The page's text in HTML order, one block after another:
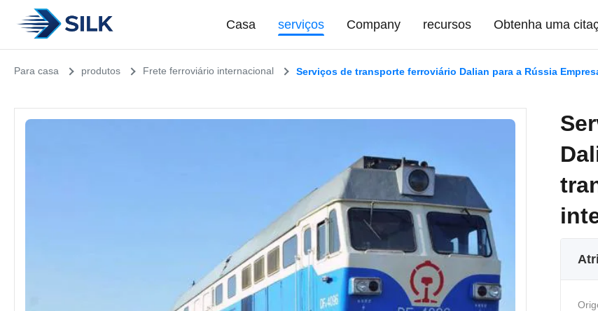
Casa serviços Company recursos Obtenha uma
Para casa produtos Frete ferroviário internacional Serviços de transporte ferroviário Dalian para a Rússia